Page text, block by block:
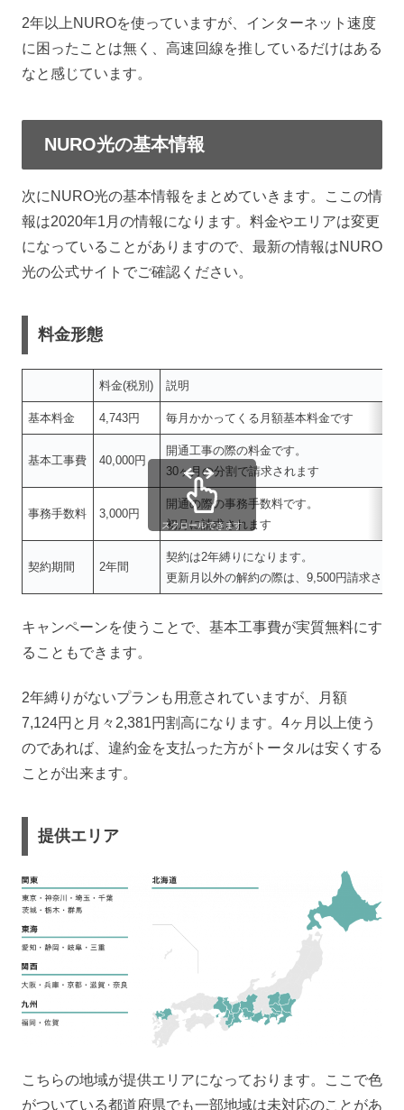
2年以上NUROを使っていますが、インターネット速度
に困ったことは無く、高速回線を推しているだけはある
なと感じています。
NURO光の基本情報
次にNURO光の基本情報をまとめていきます。ここの情
報は2020年1月の情報になります。料金やエリアは変更
になっていることがありますので、最新の情報はNURO
光の公式サイトでご確認ください。
料金形態
料金(税別) 説明
基本料金 4,743円 毎月かかってくる月額基本料金です
基本工事費 40,000円
開通工事の際の料金です。
30ヶ月の分割で請求されます
事務手数料 3,000円
開通の際の事務手数料です。
初月に請求されます
契約期間 2年間
契約は2年縛りになります。
更新月以外の解約の際は、9,500円請求され
スクロールできます
キャンペーンを使うことで、基本工事費が実質無料にす
ることもできます。
2年縛りがないプランも用意されていますが、月額
7,124円と月々2,381円割高になります。4ヶ月以上使う
のであれば、違約金を支払った方がトータルは安くする
ことが出来ます。
提供エリア
こちらの地域が提供エリアになっております。ここで色
がついている都道府県でも一部地域は未対応のことがあ